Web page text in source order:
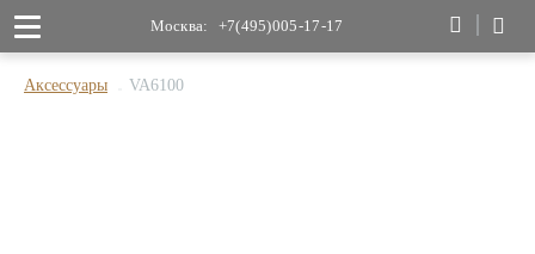
Москва: +7(495)005-17-17
Аксессуары VA6100